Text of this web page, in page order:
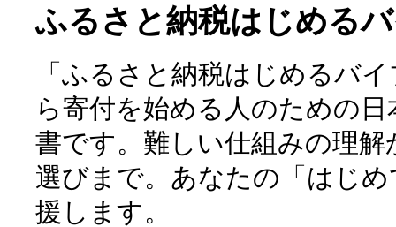
ふるさと納税はじめる
「ふるさと納税はじめるバ
ら寄付を始める人のための
書です。難しい仕組みの理
選びまで。あなたの「はじ
援します。